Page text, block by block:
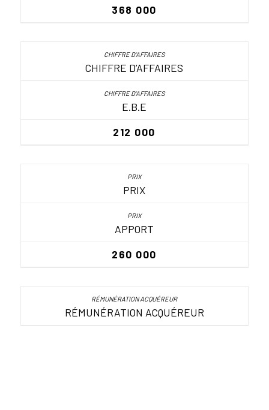
368 000
CHIFFRE D’AFFAIRES
E.B.E
212 000
PRIX
APPORT
260 000
RÉMUNÉRATION ACQUÉREUR